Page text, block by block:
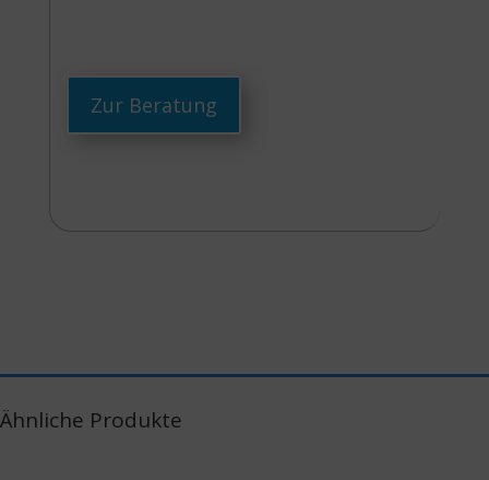
Zur Beratung
Ähnliche Produkte